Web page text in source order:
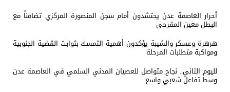
أحرار العاصمة عدن يحتشدون أمام سجن المنصورة المركزي تضامناً مع
البطل معين المقرحي
هرهرة وعسكر والشيبة يؤكدون أهمية التمسك بثوابت القضية الجنوبية
ومواكبة متطلبات المرحلة
لليوم الثاني.. نجاح متواصل للعصيان المدني السلمي في العاصمة عدن
وسط تفاعل شعبي واسع